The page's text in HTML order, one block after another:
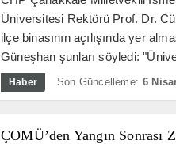
Üniversitesi Rektörü Prof. Dr.
ilçe binasının açılışında yer
Güneşhan şunları söyledi:
Haber Son Güncelleme: 6
ÇOMÜ’den Yangın Sonrası